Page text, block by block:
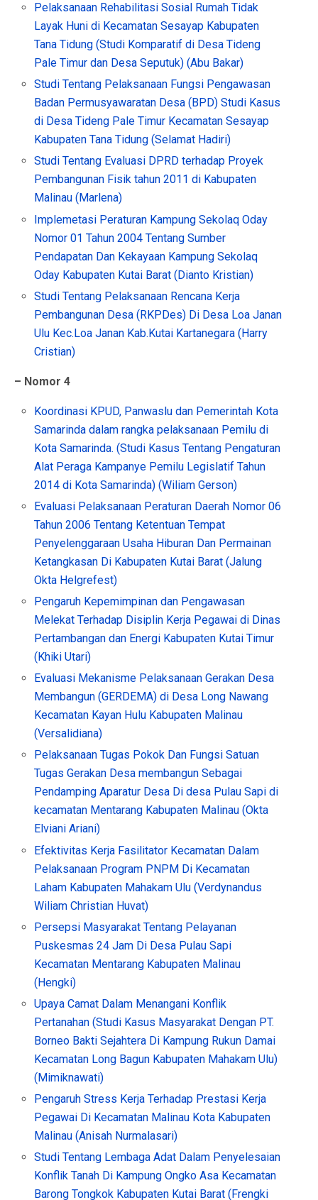
Pelaksanaan Rehabilitasi Sosial Rumah Tidak
Layak Huni di Kecamatan Sesayap Kabupaten
Tana Tidung (Studi Komparatif di Desa Tideng
Pale Timur dan Desa Seputuk) (Abu Bakar)
Studi Tentang Pelaksanaan Fungsi Pengawasan
Badan Permusyawaratan Desa (BPD) Studi Kasus
di Desa Tideng Pale Timur Kecamatan Sesayap
Kabupaten Tana Tidung (Selamat Hadiri)
Studi Tentang Evaluasi DPRD terhadap Proyek
Pembangunan Fisik tahun 2011 di Kabupaten
Malinau (Marlena)
Implemetasi Peraturan Kampung Sekolaq Oday
Nomor 01 Tahun 2004 Tentang Sumber
Pendapatan Dan Kekayaan Kampung Sekolaq
Oday Kabupaten Kutai Barat (Dianto Kristian)
Studi Tentang Pelaksanaan Rencana Kerja
Pembangunan Desa (RKPDes) Di Desa Loa Janan
Ulu Kec.Loa Janan Kab.Kutai Kartanegara (Harry
Cristian)
– Nomor 4
Koordinasi KPUD, Panwaslu dan Pemerintah Kota
Samarinda dalam rangka pelaksanaan Pemilu di
Kota Samarinda. (Studi Kasus Tentang Pengaturan
Alat Peraga Kampanye Pemilu Legislatif Tahun
2014 di Kota Samarinda) (Wiliam Gerson)
Evaluasi Pelaksanaan Peraturan Daerah Nomor 06
Tahun 2006 Tentang Ketentuan Tempat
Penyelenggaraan Usaha Hiburan Dan Permainan
Ketangkasan Di Kabupaten Kutai Barat (Jalung
Okta Helgrefest)
Pengaruh Kepemimpinan dan Pengawasan
Melekat Terhadap Disiplin Kerja Pegawai di Dinas
Pertambangan dan Energi Kabupaten Kutai Timur
(Khiki Utari)
Evaluasi Mekanisme Pelaksanaan Gerakan Desa
Membangun (GERDEMA) di Desa Long Nawang
Kecamatan Kayan Hulu Kabupaten Malinau
(Versalidiana)
Pelaksanaan Tugas Pokok Dan Fungsi Satuan
Tugas Gerakan Desa membangun Sebagai
Pendamping Aparatur Desa Di desa Pulau Sapi di
kecamatan Mentarang Kabupaten Malinau (Okta
Elviani Ariani)
Efektivitas Kerja Fasilitator Kecamatan Dalam
Pelaksanaan Program PNPM Di Kecamatan
Laham Kabupaten Mahakam Ulu (Verdynandus
Wiliam Christian Huvat)
Persepsi Masyarakat Tentang Pelayanan
Puskesmas 24 Jam Di Desa Pulau Sapi
Kecamatan Mentarang Kabupaten Malinau
(Hengki)
Upaya Camat Dalam Menangani Konflik
Pertanahan (Studi Kasus Masyarakat Dengan PT.
Borneo Bakti Sejahtera Di Kampung Rukun Damai
Kecamatan Long Bagun Kabupaten Mahakam Ulu)
(Mimiknawati)
Pengaruh Stress Kerja Terhadap Prestasi Kerja
Pegawai Di Kecamatan Malinau Kota Kabupaten
Malinau (Anisah Nurmalasari)
Studi Tentang Lembaga Adat Dalam Penyelesaian
Konflik Tanah Di Kampung Ongko Asa Kecamatan
Barong Tongkok Kabupaten Kutai Barat (Frengki